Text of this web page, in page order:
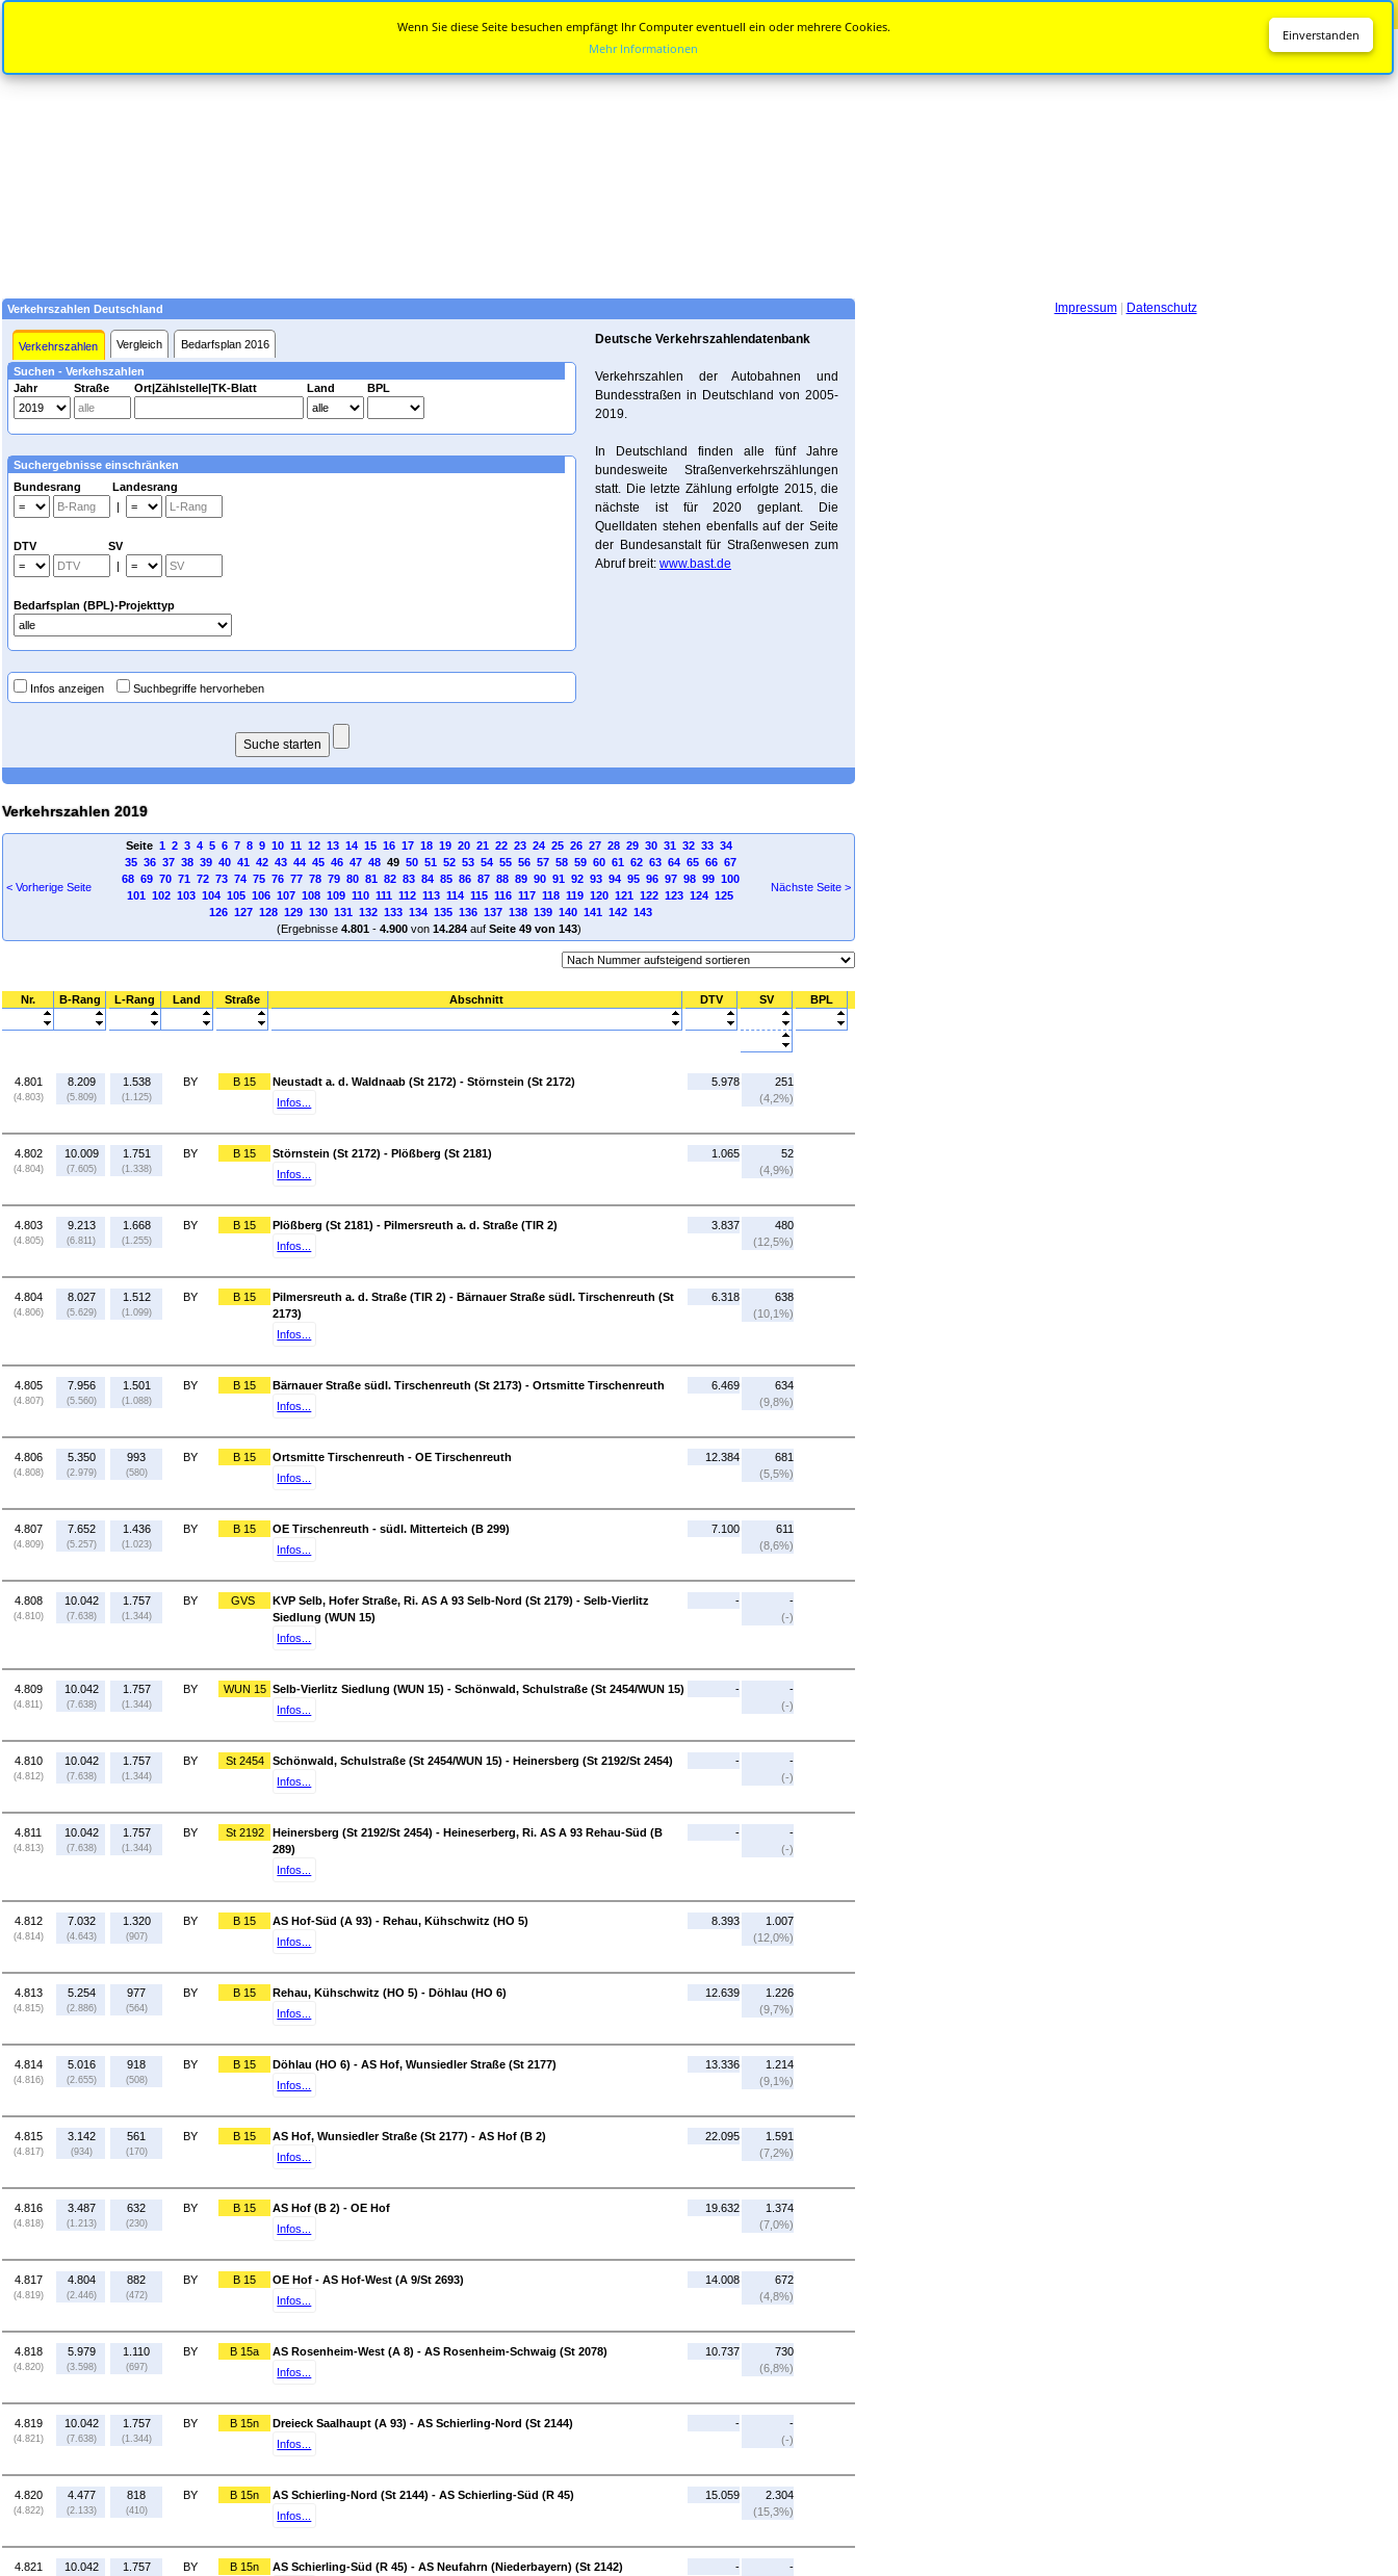
Verkehrszahlen Deutschland
Verkehrszahlen Vergleich Bedarfsplan 2016
Suchen - Verkehszahlen
Jahr
Straße Ort|Zählstelle|TK-Blatt Land BPL
Suchergebnisse einschränken
Bundesrang Landesrang
|
DTV SV
|
Bedarfsplan (BPL)-Projekttyp
Infos anzeigen Suchbegriffe hervorheben
Deutsche Verkehrszahlendatenbank
Verkehrszahlen der Autobahnen und
Bundesstraßen in Deutschland von 2005-
2019.
In Deutschland finden alle fünf Jahre
bundesweite Straßenverkehrszählungen
statt. Die letzte Zählung erfolgte 2015, die
nächste ist für 2020 geplant. Die
Quelldaten stehen ebenfalls auf der Seite
der Bundesanstalt für Straßenwesen zum
Abruf breit: www.bast.de
Verkehrszahlen 2019
< Vorherige Seite
Seite 1 2 3 4 5 6 7 8 9 10 11 12 13 14 15 16 17 18 19 20 21 22 23 24 25 26 27 28 29 30 31 32 33 34
35 36 37 38 39 40 41 42 43 44 45 46 47 4849 50 51 52 53 54 55 56 57 58 59 60 61 62 63 64 65 66 67
68 69 70 71 72 73 74 75 76 77 78 79 80 81 82 83 84 85 86 87 88 89 90 91 92 93 94 95 96 97 98 99 100
101 102 103 104 105 106 107 108 109 110 111 112 113 114 115 116 117 118 119 120 121 122 123 124 125
126 127 128 129 130 131 132 133 134 135 136 137 138 139 140 141 142 143
(Ergebnisse 4.801- 4.900von 14.284auf Seite 49 von 143)
Nächste Seite >
Nr. B-Rang L-Rang Land Straße Abschnitt DTV SV BPL
4.801
(4.803)
8.209
(5.809)
1.538
(1.125)
BY B 15
Neustadt a. d. Waldnaab (St 2172) - Störnstein (St 2172)
Infos...
5.978
251
(4,2%)
4.802
(4.804)
10.009
(7.605)
1.751
(1.338)
BY B 15
Störnstein (St 2172) - Plößberg (St 2181)
Infos...
1.065
52
(4,9%)
4.803
(4.805)
9.213
(6.811)
1.668
(1.255)
BY B 15
Plößberg (St 2181) - Pilmersreuth a. d. Straße (TIR 2)
Infos...
3.837
480
(12,5%)
4.804
(4.806)
8.027
(5.629)
1.512
(1.099)
BY B 15
Pilmersreuth a. d. Straße (TIR 2) - Bärnauer Straße südl. Tirschenreuth (St
2173)
Infos...
6.318
638
(10,1%)
4.805
(4.807)
7.956
(5.560)
1.501
(1.088)
BY B 15
Bärnauer Straße südl. Tirschenreuth (St 2173) - Ortsmitte Tirschenreuth
Infos...
6.469
634
(9,8%)
4.806
(4.808)
5.350
(2.979)
993
(580)
BY B 15
Ortsmitte Tirschenreuth - OE Tirschenreuth
Infos...
12.384
681
(5,5%)
4.807
(4.809)
7.652
(5.257)
1.436
(1.023)
BY B 15
OE Tirschenreuth - südl. Mitterteich (B 299)
Infos...
7.100
611
(8,6%)
4.808
(4.810)
10.042
(7.638)
1.757
(1.344)
BY GVS
KVP Selb, Hofer Straße, Ri. AS A 93 Selb-Nord (St 2179) - Selb-Vierlitz
Siedlung (WUN 15)
Infos...
-
-
(-)
4.809
(4.811)
10.042
(7.638)
1.757
(1.344)
BY WUN 15 Selb-Vierlitz Siedlung (WUN 15) - Schönwald, Schulstraße (St 2454/WUN 15)
Infos...
-
-
(-)
4.810
(4.812)
10.042
(7.638)
1.757
(1.344)
BY St 2454
Schönwald, Schulstraße (St 2454/WUN 15) - Heinersberg (St 2192/St 2454)
Infos...
-
-
(-)
4.811
(4.813)
10.042
(7.638)
1.757
(1.344)
BY St 2192
Heinersberg (St 2192/St 2454) - Heineserberg, Ri. AS A 93 Rehau-Süd (B
289)
Infos...
-
-
(-)
4.812
(4.814)
7.032
(4.643)
1.320
(907)
BY B 15
AS Hof-Süd (A 93) - Rehau, Kühschwitz (HO 5)
Infos...
8.393
1.007
(12,0%)
4.813
(4.815)
5.254
(2.886)
977
(564)
BY B 15
Rehau, Kühschwitz (HO 5) - Döhlau (HO 6)
Infos...
12.639
1.226
(9,7%)
4.814
(4.816)
5.016
(2.655)
918
(508)
BY B 15
Döhlau (HO 6) - AS Hof, Wunsiedler Straße (St 2177)
Infos...
13.336
1.214
(9,1%)
4.815
(4.817)
3.142
(934)
561
(170)
BY B 15
AS Hof, Wunsiedler Straße (St 2177) - AS Hof (B 2)
Infos...
22.095
1.591
(7,2%)
4.816
(4.818)
3.487
(1.213)
632
(230)
BY B 15
AS Hof (B 2) - OE Hof
Infos...
19.632
1.374
(7,0%)
4.817
(4.819)
4.804
(2.446)
882
(472)
BY B 15
OE Hof - AS Hof-West (A 9/St 2693)
Infos...
14.008
672
(4,8%)
4.818
(4.820)
5.979
(3.598)
1.110
(697)
BY B 15a
AS Rosenheim-West (A 8) - AS Rosenheim-Schwaig (St 2078)
Infos...
10.737
730
(6,8%)
4.819
(4.821)
10.042
(7.638)
1.757
(1.344)
BY B 15n
Dreieck Saalhaupt (A 93) - AS Schierling-Nord (St 2144)
Infos...
-
-
(-)
4.820
(4.822)
4.477
(2.133)
818
(410)
BY B 15n
AS Schierling-Nord (St 2144) - AS Schierling-Süd (R 45)
Infos...
15.059
2.304
(15,3%)
4.821 10.042 1.757 BY B 15n
AS Schierling-Süd (R 45) - AS Neufahrn (Niederbayern) (St 2142)
-
-
Impressum| Datenschutz
Einverstanden
Wenn Sie diese Seite besuchen empfängt Ihr Computer eventuell ein oder mehrere Cookies.
Mehr Informationen